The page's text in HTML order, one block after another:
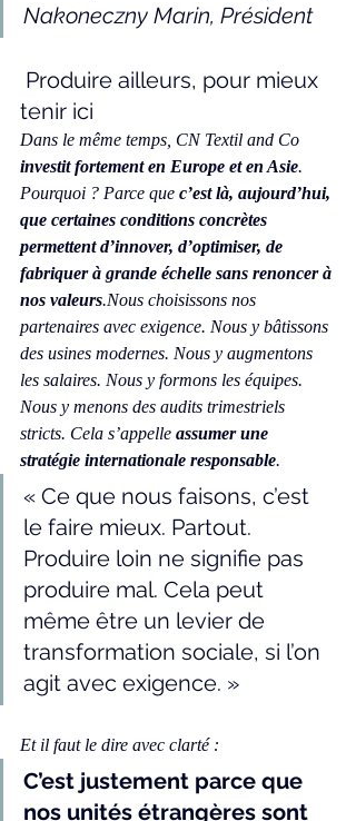
Nakoneczny Marin, Président
tenir ici
Dans le même temps, CN Textil and Co
investit fortement en Europe et en Asie.
Pourquoi ? Parce que c’est là, aujourd’hui,
que certaines conditions concrètes
permettent d’innover, d’optimiser, de
fabriquer à grande échelle sans renoncer à
nos valeurs.Nous choisissons nos
partenaires avec exigence. Nous y bâtissons
des usines modernes. Nous y augmentons
les salaires. Nous y formons les équipes.
Nous y menons des audits trimestriels
stricts. Cela s’appelle assumer une
stratégie internationale responsable.
« Ce que nous faisons, c’est
le faire mieux. Partout.
Produire loin ne signifie pas
produire mal. Cela peut
même être un levier de
transformation sociale, si l’on
agit avec exigence. »
Et il faut le dire avec clarté :
C’est justement parce que
nos unités étrangères sont